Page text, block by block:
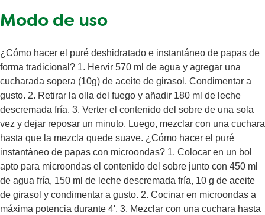
Grasas
Grasa poli-insaturada
0.3 g
Carbohidratos totales
15 g
Azúcares
2.2 g
Proteína
3 g
Modo de uso
¿Cómo hacer el puré deshidratado e instantáneo de papas de
forma tradicional? 1. Hervir 570 ml de agua y agregar una
cucharada sopera (10g) de aceite de girasol. Condimentar a
gusto. 2. Retirar la olla del fuego y añadir 180 ml de leche
descremada fría. 3. Verter el contenido del sobre de una sola
vez y dejar reposar un minuto. Luego, mezclar con una cuchara
hasta que la mezcla quede suave. ¿Cómo hacer el puré
instantáneo de papas con microondas? 1. Colocar en un bol
apto para microondas el contenido del sobre junto con 450 ml
de agua fría, 150 ml de leche descremada fría, 10 g de aceite
de girasol y condimentar a gusto. 2. Cocinar en microondas a
máxima potencia durante 4'. 3. Mezclar con una cuchara hasta